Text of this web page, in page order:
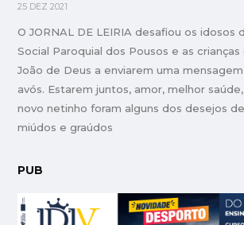
25 DEZ 2021
O JORNAL DE LEIRIA desafiou os idosos
Social Paroquial dos Pousos e as crianças
João de Deus a enviarem uma
avós. Estarem juntos, amor, melhor
novo netinho foram alguns dos desejos
miúdos e graúdos
PUB